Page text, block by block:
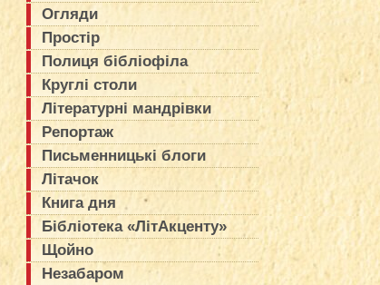
Огляди
Простір
Полиця бібліофіла
Круглі столи
Літературні мандрівки
Репортаж
Письменницькі блоги
Літачок
Книга дня
Бібліотека «ЛітАкценту»
Щойно
Незабаром